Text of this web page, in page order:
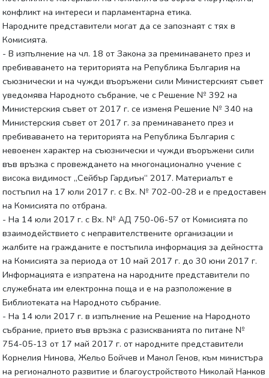
конфликт на интереси и парламентарна етика.
Народните представители могат да се запознаят с тях в
Комисията.
- В изпълнение на чл. 18 от Закона за преминаването през и
пребиваването на територията на Република България на
съюзнически и на чужди въоръжени сили Министерският съвет
уведомява Народното събрание, че с Решение № 392 на
Министерския съвет от 2017 г. се изменя Решение № 340 на
Министерския съвет от 2017 г. за преминаването през и
пребиваването на територията на Република България с
невоенен характер на съюзнически и чужди въоръжени сили
във връзка с провеждането на многонационално учение с
висока видимост „Сейбър Гардиън“ 2017. Материалът е
постъпил на 17 юли 2017 г. с Вх. № 702-00-28 и е предоставен
на Комисията по отбрана.
- На 14 юли 2017 г. с Вх. № АД 750-06-57 от Комисията по
взаимодействието с неправителствените организации и
жалбите на гражданите е постъпила информация за дейността
на Комисията за периода от 10 май 2017 г. до 30 юни 2017 г.
Информацията е изпратена на народните представители по
служебната им електронна поща и е на разположение в
Библиотеката на Народното събрание.
- На 14 юли 2017 г. в изпълнение на Решение на Народното
събрание, прието във връзка с разискванията по питане №
754-05-13 от 17 май 2017 г. от народните представители
Корнелия Нинова, Жельо Бойчев и Манол Генов, към министъра
на регионалното развитие и благоустройството Николай Нанков